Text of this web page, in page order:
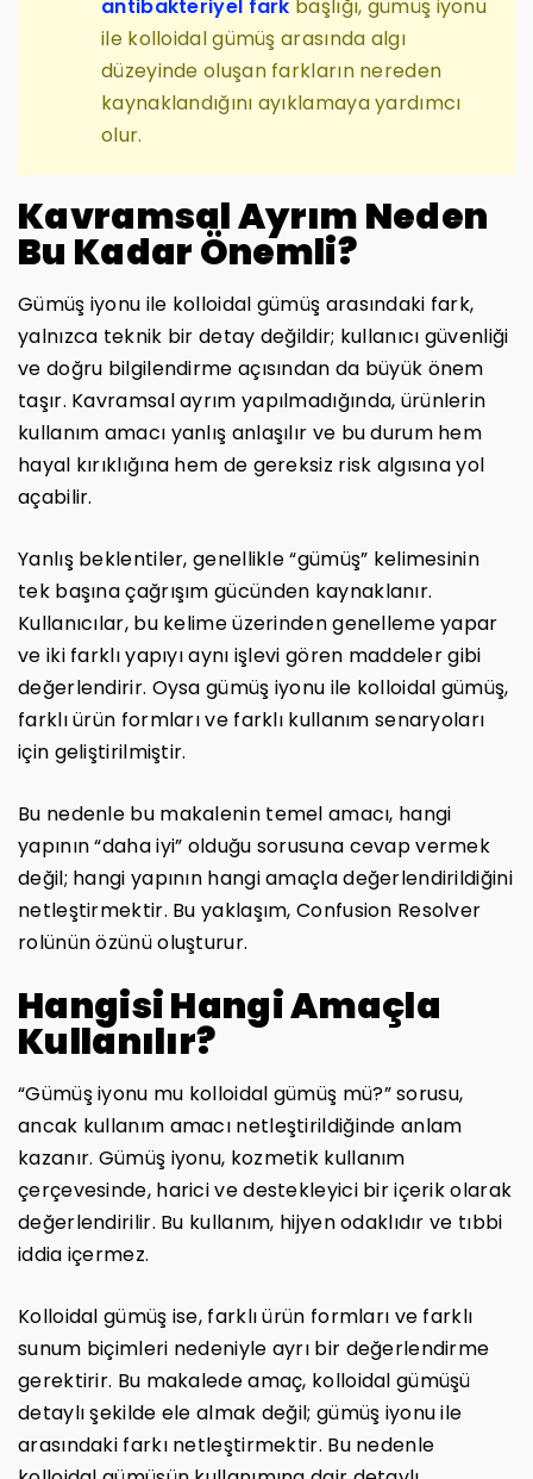
antibakteriyel fark başlığı, gümüş iyonu
ile kolloidal gümüş arasında algı
düzeyinde oluşan farkların nereden
kaynaklandığını ayıklamaya yardımcı
olur.
Kavramsal Ayrım Neden
Bu Kadar Önemli?
Gümüş iyonu ile kolloidal gümüş arasındaki fark,
yalnızca teknik bir detay değildir; kullanıcı güvenliği
ve doğru bilgilendirme açısından da büyük önem
taşır. Kavramsal ayrım yapılmadığında, ürünlerin
kullanım amacı yanlış anlaşılır ve bu durum hem
hayal kırıklığına hem de gereksiz risk algısına yol
açabilir.
Yanlış beklentiler, genellikle “gümüş” kelimesinin
tek başına çağrışım gücünden kaynaklanır.
Kullanıcılar, bu kelime üzerinden genelleme yapar
ve iki farklı yapıyı aynı işlevi gören maddeler gibi
değerlendirir. Oysa gümüş iyonu ile kolloidal gümüş,
farklı ürün formları ve farklı kullanım senaryoları
için geliştirilmiştir.
Bu nedenle bu makalenin temel amacı, hangi
yapının “daha iyi” olduğu sorusuna cevap vermek
değil; hangi yapının hangi amaçla değerlendirildiğini
netleştirmektir. Bu yaklaşım, Confusion Resolver
rolünün özünü oluşturur.
Hangisi Hangi Amaçla
Kullanılır?
“Gümüş iyonu mu kolloidal gümüş mü?” sorusu,
ancak kullanım amacı netleştirildiğinde anlam
kazanır. Gümüş iyonu, kozmetik kullanım
çerçevesinde, harici ve destekleyici bir içerik olarak
değerlendirilir. Bu kullanım, hijyen odaklıdır ve tıbbi
iddia içermez.
Kolloidal gümüş ise, farklı ürün formları ve farklı
sunum biçimleri nedeniyle ayrı bir değerlendirme
gerektirir. Bu makalede amaç, kolloidal gümüşü
detaylı şekilde ele almak değil; gümüş iyonu ile
arasındaki farkı netleştirmektir. Bu nedenle